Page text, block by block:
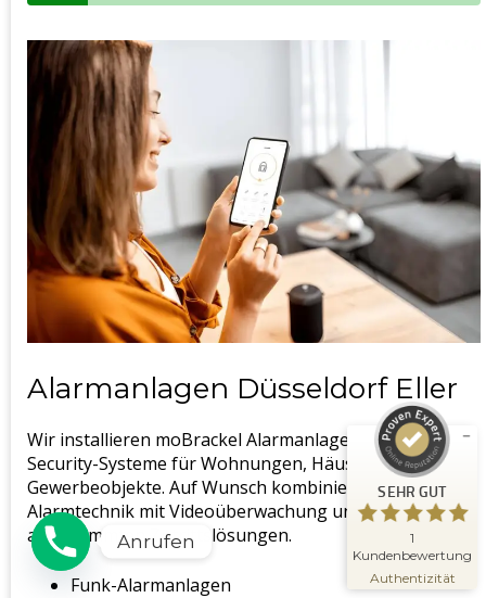
Alarmanlagen Düsseldorf Eller
Wir installieren moBrackel Alarmanlagen und Smart-
Security-Systeme für Wohnungen, Häuser, Büros und
Gewerbeobjekte. Auf Wunsch kombinieren wir
Alarmtechnik mit Videoüberwachung und
abgestimmten Zutrittslösungen.
Funk-Alarmanlagen
Anrufen
SEHR GUT
1
Kundenbewertung
Authentizität
Kundenbewertungen und Erfahrungen zu
Schlüsseldienst Meisterwerk
100
%
Empfehlungen auf
ProvenExpert.com
1
Bewertung auf ProvenExpert.com
Erfahren Sie mehr über dieses
Bewertungssiegel
09.11.2025